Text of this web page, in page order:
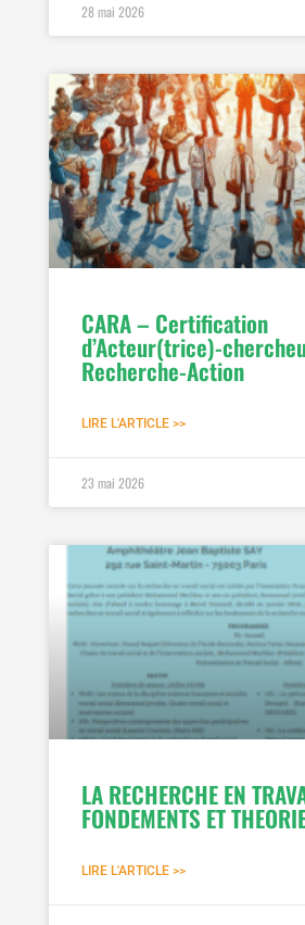
28 mai 2026
CARA – Certification
d’Acteur(trice)-
Recherche-Action
LIRE L'ARTICLE >>
23 mai 2026
LA RECHERCHE EN
FONDEMENTS ET
LIRE L'ARTICLE >>